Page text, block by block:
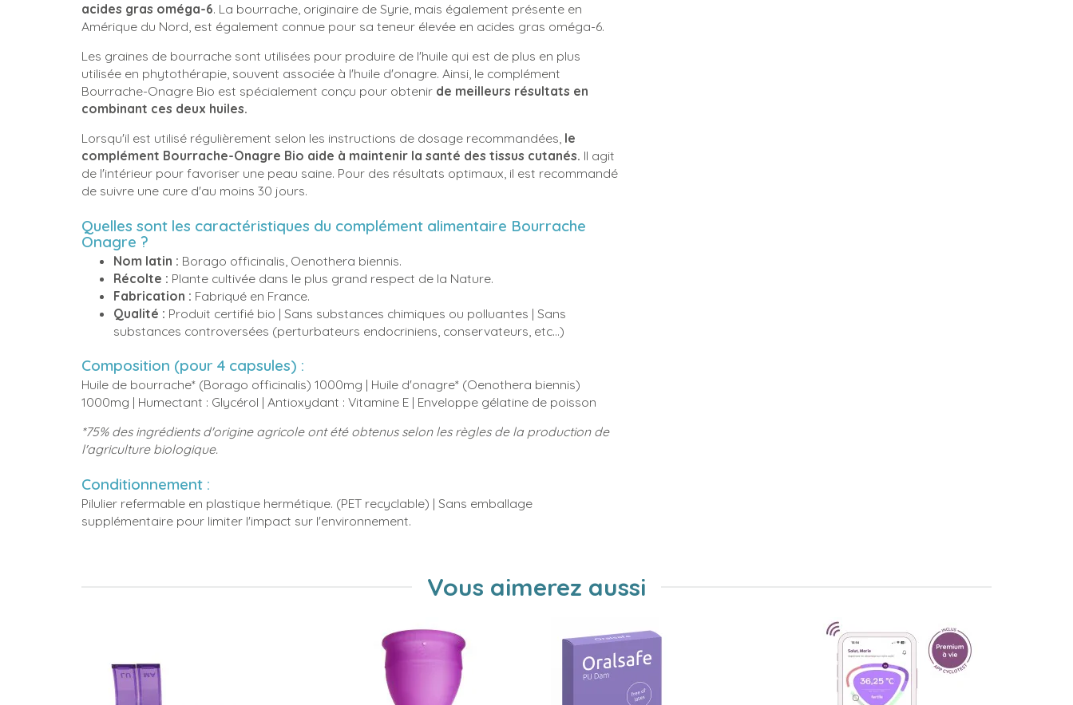
acides gras oméga-6. La bourrache, originaire de Syrie, mais également présente en
Amérique du Nord, est également connue pour sa teneur élevée en acides gras oméga-6.
Les graines de bourrache sont utilisées pour produire de l'huile qui est de plus en plus
utilisée en phytothérapie, souvent associée à l'huile d'onagre. Ainsi, le complément
Bourrache-Onagre Bio est spécialement conçu pour obtenir de meilleurs résultats en
combinant ces deux huiles.
Lorsqu'il est utilisé régulièrement selon les instructions de dosage recommandées, le
complément Bourrache-Onagre Bio aide à maintenir la santé des tissus cutanés. Il agit
de l'intérieur pour favoriser une peau saine. Pour des résultats optimaux, il est recommandé
de suivre une cure d'au moins 30 jours.
Quelles sont les caractéristiques du complément alimentaire Bourrache
Onagre ?
Nom latin : Borago officinalis, Oenothera biennis.
Récolte : Plante cultivée dans le plus grand respect de la Nature.
Fabrication : Fabriqué en France.
Qualité : Produit certifié bio | Sans substances chimiques ou polluantes | Sans
substances controversées (perturbateurs endocriniens, conservateurs, etc…)
Composition (pour 4 capsules) :
Huile de bourrache* (Borago officinalis) 1000mg | Huile d'onagre* (Oenothera biennis)
1000mg | Humectant : Glycérol | Antioxydant : Vitamine E | Enveloppe gélatine de poisson
*75% des ingrédients d'origine agricole ont été obtenus selon les règles de la production de
l'agriculture biologique.
Conditionnement :
Pilulier refermable en plastique hermétique. (PET recyclable) | Sans emballage
supplémentaire pour limiter l'impact sur l'environnement.
Vous aimerez aussi